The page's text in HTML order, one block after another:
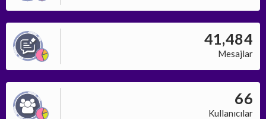
41,484
Mesajlar
66
Kullanıcılar